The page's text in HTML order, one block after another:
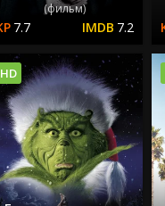
(фильм)
7.7 7.2
HD